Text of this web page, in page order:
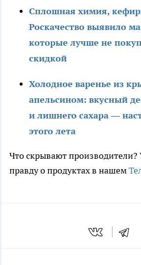
Сплошная химия,
Роскачество выявило
которые лучше не
скидкой
Холодное варенье из
апельсином: вкусный
и лишнего сахара —
этого лета
Что скрывают
правду о продуктах в нашем